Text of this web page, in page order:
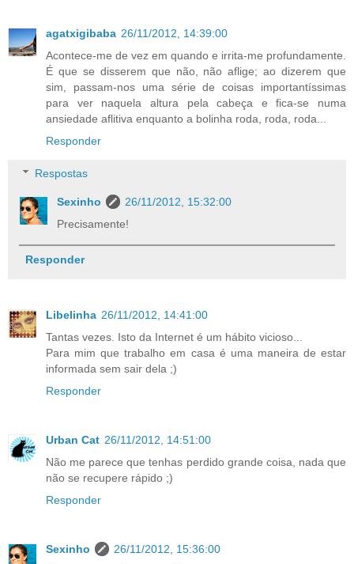
agatxigibaba 26/11/2012, 14:39:00
Acontece-me de vez em quando e irrita-me profundamente.
É que se disserem que não, não aflige; ao dizerem que
sim, passam-nos uma série de coisas importantíssimas
para ver naquela altura pela cabeça e fica-se numa
ansiedade aflitiva enquanto a bolinha roda, roda, roda...
Responder
Respostas
Sexinho
26/11/2012, 15:32:00
Precisamente!
Responder
Libelinha 26/11/2012, 14:41:00
Tantas vezes. Isto da Internet é um hábito vicioso...
Para mim que trabalho em casa é uma maneira de estar
informada sem sair dela ;)
Responder
Urban Cat 26/11/2012, 14:51:00
Não me parece que tenhas perdido grande coisa, nada que
não se recupere rápido ;)
Responder
Sexinho
26/11/2012, 15:36:00